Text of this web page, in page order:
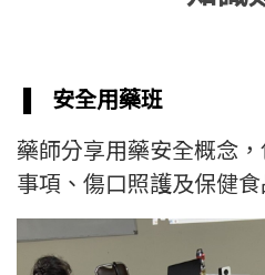
安全用藥班
藥師分享用藥安全概念
事項、傷口照護及保健食